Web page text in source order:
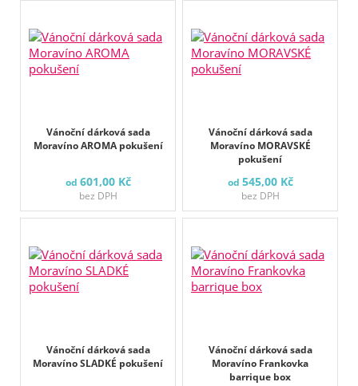
Vánoční dárková sada
Moravíno AROMA pokušení
od 601,00 Kč
bez DPH
Vánoční dárková sada
Moravíno MORAVSKÉ
pokušení
od 545,00 Kč
bez DPH
Vánoční dárková sada
Moravíno SLADKÉ pokušení
Vánoční dárková sada
Moravíno Frankovka
barrique box